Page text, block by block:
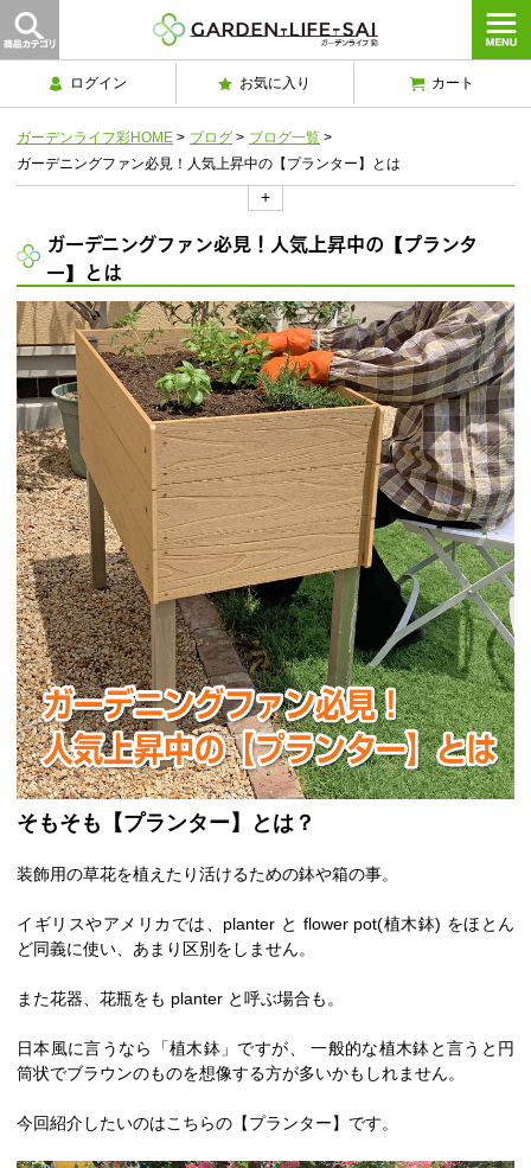
ログイン お気に入り カート
ガーデンライフ彩HOME > ブログ > ブログ一覧 >
ガーデニングファン必見！人気上昇中の【プランター】とは
+
ガーデニングファン必見！人気上昇中の【プランタ
ー】とは
そもそも【プランター】とは？
装飾用の草花を植えたり活けるための鉢や箱の事。
イギリスやアメリカでは、planter と flower pot(植木鉢) をほとん
ど同義に使い、あまり区別をしません。
また花器、花瓶をも planter と呼ぶ場合も。
日本風に言うなら「植木鉢」ですが、 一般的な植木鉢と言うと円
筒状でブラウンのものを想像する方が多いかもしれません。
今回紹介したいのはこちらの【プランター】です。